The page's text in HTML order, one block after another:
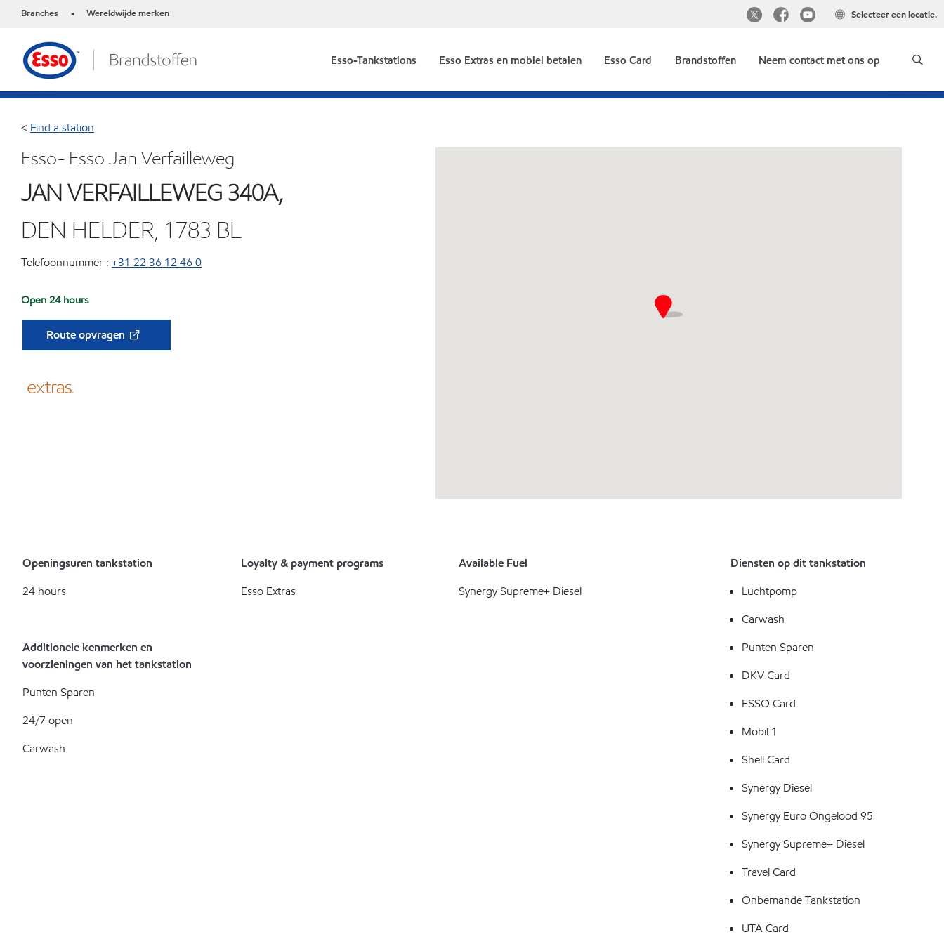
Branches • Wereldwijde merken Selecteer een locatie.
Esso-Tankstations Esso Extras en mobiel betalen Esso Card Brandstoffen Neem contact met ons op
< Find a station
Esso- Esso Jan Verfailleweg
JAN VERFAILLEWEG 340A,
DEN HELDER, 1783 BL
Telefoonnummer : +31 22 36 12 46 0
Open 24 hours
Route opvragen
Openingsuren tankstation
24 hours
Loyalty & payment programs
Esso Extras
Available Fuel
Synergy Supreme+ Diesel
Additionele kenmerken en
voorzieningen van het tankstation
Punten Sparen
24/7 open
Carwash
Diensten op dit tankstation
Luchtpomp
Carwash
Punten Sparen
DKV Card
ESSO Card
Mobil 1
Shell Card
Synergy Diesel
Synergy Euro Ongelood 95
Synergy Supreme+ Diesel
Travel Card
Onbemande Tankstation
UTA Card